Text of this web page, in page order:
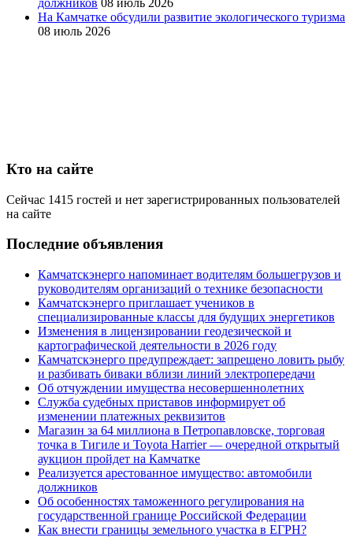
должников 08 июль 2026
На Камчатке обсудили развитие экологического туризма
08 июль 2026
Кто на сайте
Сейчас 1415 гостей и нет зарегистрированных пользователей
на сайте
Последние объявления
Камчатскэнерго напоминает водителям большегрузов и
руководителям организаций о технике безопасности
Камчатскэнерго приглашает учеников в
специализированные классы для будущих энергетиков
Изменения в лицензировании геодезической и
картографической деятельности в 2026 году
Камчатскэнерго предупреждает: запрещено ловить рыбу
и разбивать биваки вблизи линий электропередачи
Об отчуждении имущества несовершеннолетних
Служба судебных приставов информирует об
изменении платежных реквизитов
Магазин за 64 миллиона в Петропавловске, торговая
точка в Тигиле и Toyota Harrier — очередной открытый
аукцион пройдет на Камчатке
Реализуется арестованное имущество: автомобили
должников
Об особенностях таможенного регулирования на
государственной границе Российской Федерации
Как внести границы земельного участка в ЕГРН?